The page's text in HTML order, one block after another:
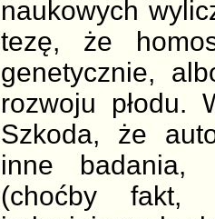
naukowych
tezę, że
genetycznie,
rozwoju płodu.
Szkoda, że
inne badania,
(choćby fakt,